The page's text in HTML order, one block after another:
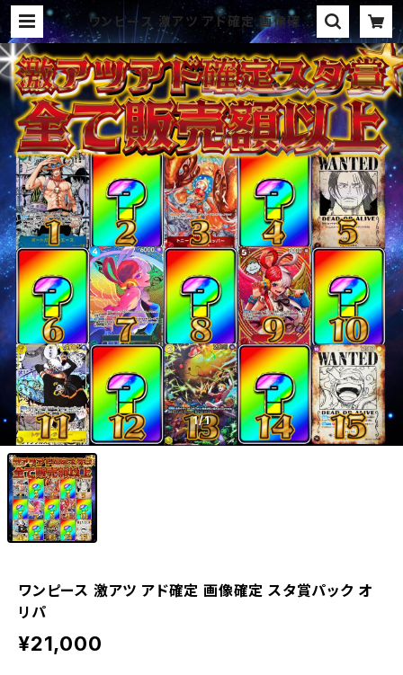
ワンピース 激アツ アド確定 画像確定
スタ賞パック オリパ | オリパ ブラザ
ーズ オリパ専門店 (ポケカ、ワンピ
ース、遊戯王、ヴァイス、ドラゴンボー
ル)
1/1
ワンピース 激アツ アド確定 画像確定 スタ賞パック オ
リパ
¥21,000